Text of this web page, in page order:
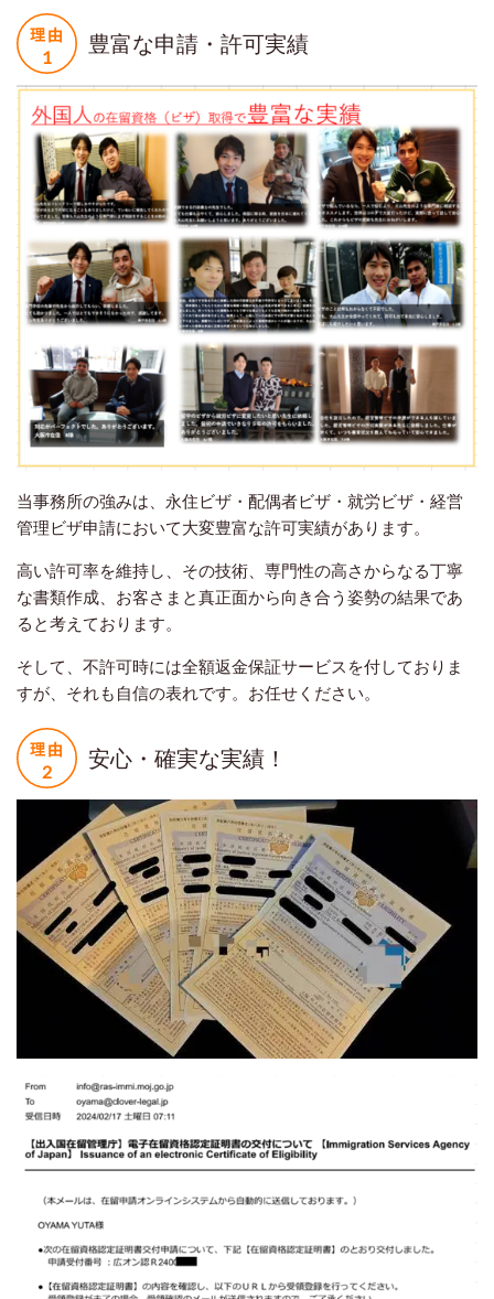
豊富な申請・許可実績
当事務所の強みは、永住ビザ・配偶者ビザ・就労ビザ・経営
管理ビザ申請において大変豊富な許可実績があります。
高い許可率を維持し、その技術、専門性の高さからなる丁寧
な書類作成、お客さまと真正面から向き合う姿勢の結果であ
ると考えております。
そして、不許可時には全額返金保証サービスを付しておりま
すが、それも自信の表れです。お任せください。
安心・確実な実績！